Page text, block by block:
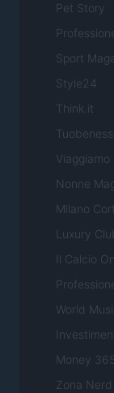
Pet Story
Sport
Style24
Think.it
Viaggiamo
Nonne
Milano
Luxury
Il Calcio
World
Money 365
Zona Nerd